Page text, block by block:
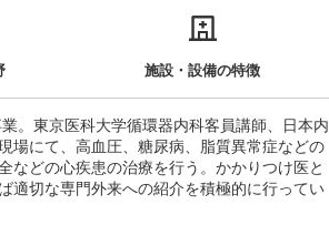
施設・設備の特徴
。東京医科大学循環器内科客員講師、日本内
場にて、高血圧、糖尿病、脂質異常症などの
などの心疾患の治療を行う。かかりつけ医と
適切な専門外来への紹介を積極的に行ってい